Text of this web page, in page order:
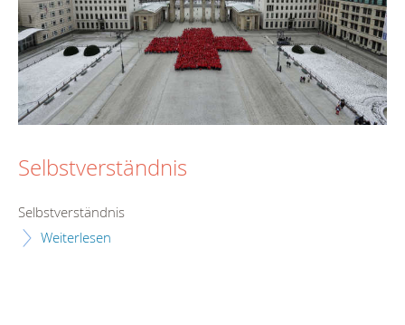
Selbstverständnis
Selbstverständnis
Weiterlesen